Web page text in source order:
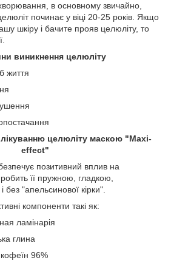
в основному звичайно,
починає у віці 20-25 років. Якщо
шкіру і бачите прояв целюліту, то
виникнення целюліту
життя
лікуванню целюліту маскою "Maxi-
effect"
позитивний вплив на
її пружною, гладкою,
без "апельсинової кірки".
компоненти такі як:
ламінарія
глина
96%